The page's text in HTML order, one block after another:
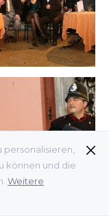
können und die
Weitere